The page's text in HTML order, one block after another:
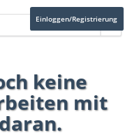
Einloggen/Registrierung
keine
mit